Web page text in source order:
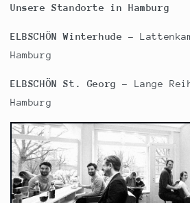
Unsere Standorte in Hamburg
ELBSCHÖN Winterhude –
Hamburg
ELBSCHÖN St. Georg
– Lange
Hamburg